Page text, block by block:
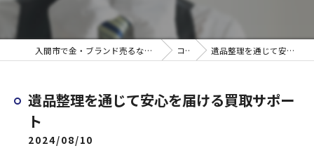
入間市で金・ブランド売るなら買取大吉 ウエスタ武蔵藤沢店 コラム 遺品整理を通じて安心を届ける買取サポート
遺品整理を通じて安心を届ける買取サポー
ト
2024/08/10